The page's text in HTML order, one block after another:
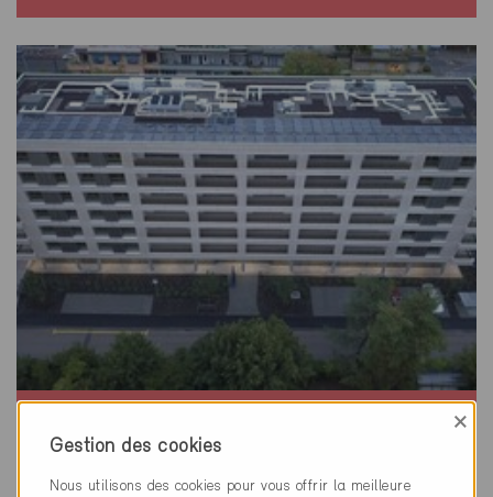
Définitif
Genève - Eaux-vives 1208
Gestion des cookies
×
Nous utilisons des cookies pour vous offrir la meilleure